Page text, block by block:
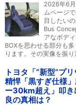
2026年6
ムページ
目したい
Bus
アなボデ
BOXを思わせる部分も
ります。その実像を振り
トヨタ「“新型”プ
精悍「黒すぎ仕様
ー30km超え」叩き
良の真相は？